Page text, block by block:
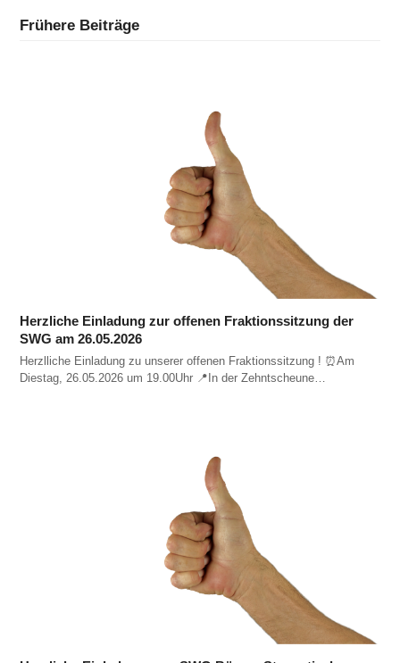
Frühere Beiträge
Herzliche Einladung zur offenen Fraktionssitzung der
SWG am 26.05.2026
Herzlliche Einladung zu unserer offenen Fraktionssitzung ! ⏰️Am
Diestag, 26.05.2026 um 19.00Uhr 📍In der Zehntscheune…